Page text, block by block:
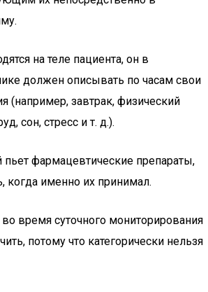
на теле пациента, он в
должен описывать по часам свои
(например, завтрак, физический
сон, стресс и т. д.).
фармацевтические препараты,
когда именно их принимал.
время суточного мониторирования
потому что категорически нельзя